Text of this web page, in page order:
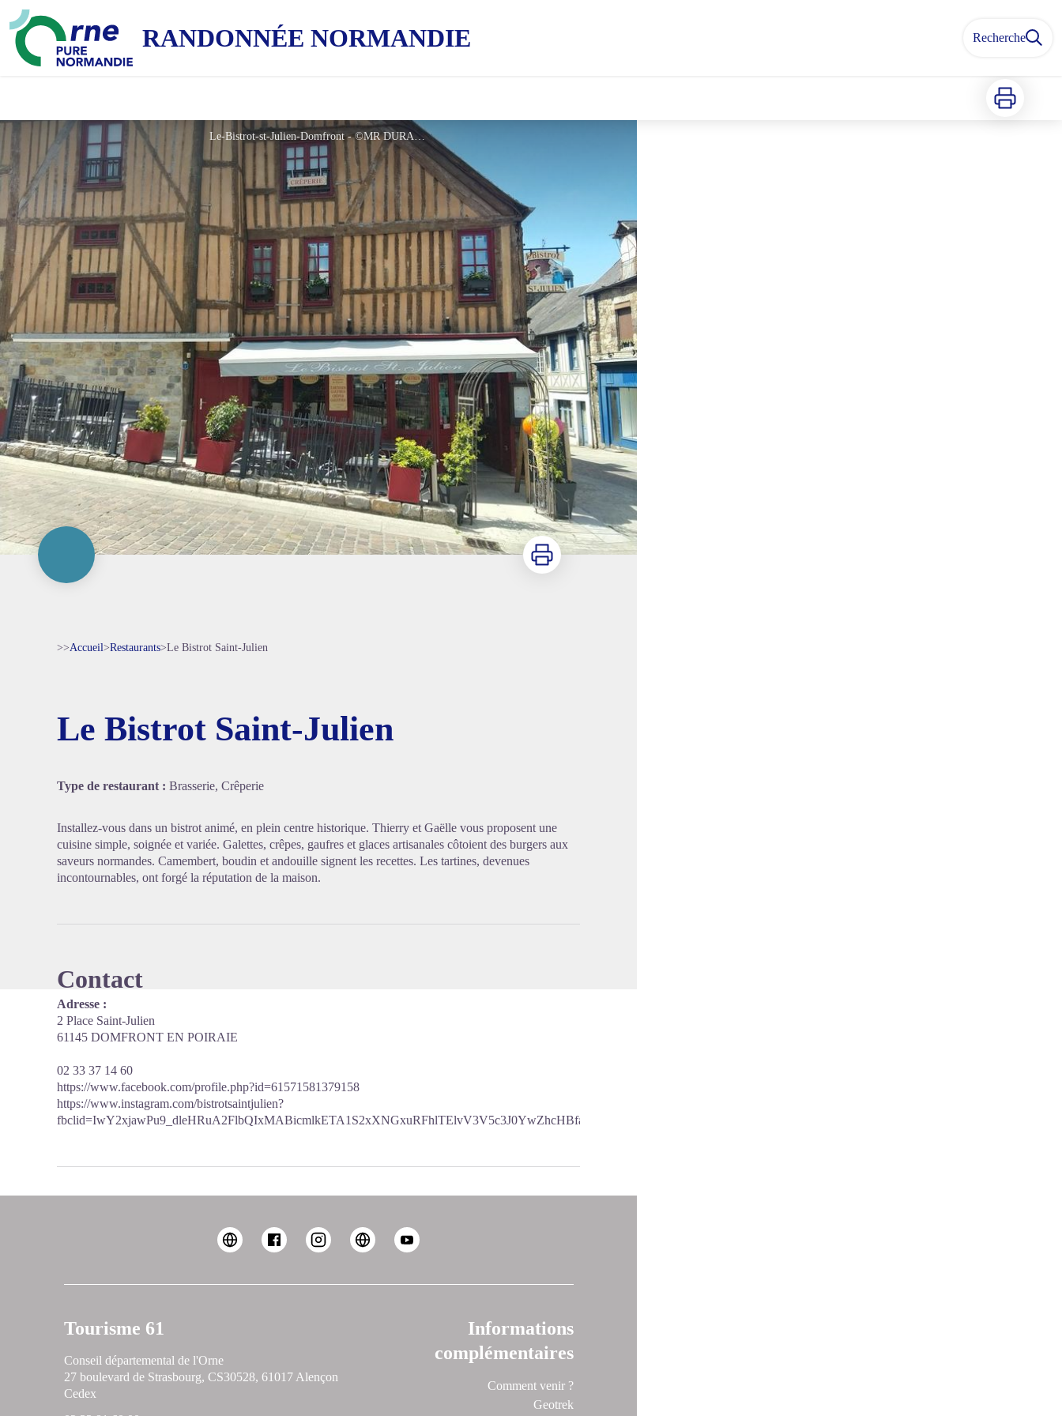
RANDONNÉE NORMANDIE Recherche
Imprimer
Le-Bistrot-st-Julien-Domfront - ©MR DURAND
Imprimer
>>Accueil>Restaurants>Le Bistrot Saint-Julien
Le Bistrot Saint-Julien
Type de restaurant : Brasserie, Crêperie
Installez-vous dans un bistrot animé, en plein centre historique. Thierry et Gaëlle vous proposent une
cuisine simple, soignée et variée. Galettes, crêpes, gaufres et glaces artisanales côtoient des burgers aux
saveurs normandes. Camembert, boudin et andouille signent les recettes. Les tartines, devenues
incontournables, ont forgé la réputation de la maison.
Contact
Adresse :
2 Place Saint-Julien
61145 DOMFRONT EN POIRAIE
02 33 37 14 60
https://www.facebook.com/profile.php?id=61571581379158
https://www.instagram.com/bistrotsaintjulien?
Tourisme 61
Conseil départemental de l'Orne
27 boulevard de Strasbourg, CS30528, 61017 Alençon
Cedex
Informations
complémentaires
Comment venir ?
Geotrek